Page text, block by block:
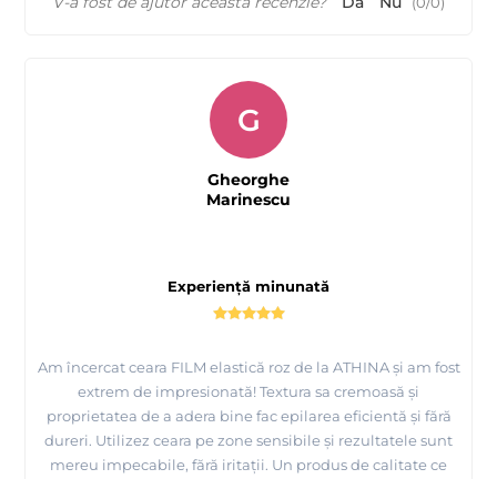
Experiență minunată
Am încercat ceara FILM elastică roz de la ATHINA și am fost
extrem de impresionată! Textura sa cremoasă și
proprietatea de a adera bine fac epilarea eficientă și fără
dureri. Utilizez ceara pe zone sensibile și rezultatele sunt
mereu impecabile, fără iritații. Un produs de calitate ce
G
Gheorghe
Marinescu